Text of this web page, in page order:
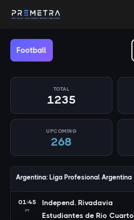
Football
TOTAL
1235
UPCOMING
268
Argentina: Liga Profesional Argentina
01:45
FT
Independ. Rivadavia
Estudiantes de Rio Cuarto